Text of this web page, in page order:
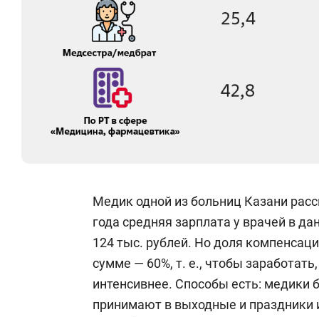
Медик одной из больниц Казани
года средняя зарплата у врачей в
124 тыс. рублей. Но доля
сумме — 60%, т. е., чтобы
интенсивнее. Способы есть: медики
принимают в выходные и праздники